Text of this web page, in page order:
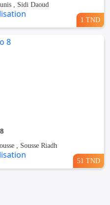
, Sidi Daoud
1 TND
, Sousse Riadh
51 TND